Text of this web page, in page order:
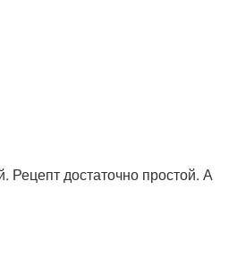
Рецепт достаточно простой. А